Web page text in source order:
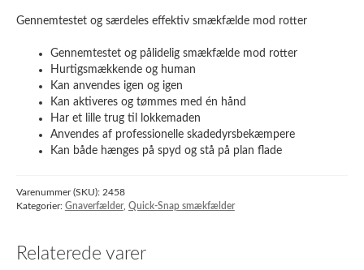
Gennemtestet og særdeles effektiv smækfælde mod rotter
Gennemtestet og pålidelig smækfælde mod rotter
Hurtigsmækkende og human
Kan anvendes igen og igen
Kan aktiveres og tømmes med én hånd
Har et lille trug til lokkemaden
Anvendes af professionelle skadedyrsbekæmpere
Kan både hænges på spyd og stå på plan flade
Varenummer (SKU): 2458
Kategorier: Gnaverfælder, Quick-Snap smækfælder
Relaterede varer